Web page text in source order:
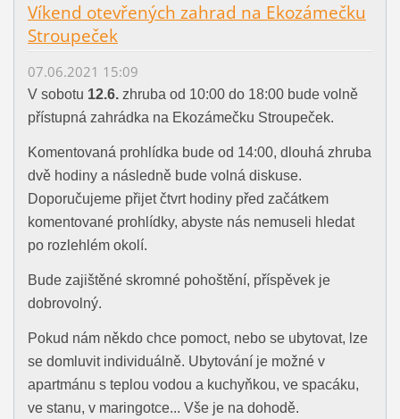
Víkend otevřených zahrad na Ekozámečku
Stroupeček
07.06.2021 15:09
V sobotu 12.6.zhruba od 10:00 do 18:00 bude volně
přístupná zahrádka na Ekozámečku Stroupeček.
Komentovaná prohlídka bude od 14:00, dlouhá zhruba
dvě hodiny a následně bude volná diskuse.
Doporučujeme přijet čtvrt hodiny před začátkem
komentované prohlídky, abyste nás nemuseli hledat
po rozlehlém okolí.
Bude zajištěné skromné pohoštění, příspěvek je
dobrovolný.
Pokud nám někdo chce pomoct, nebo se ubytovat, lze
se domluvit individuálně. Ubytování je možné v
apartmánu s teplou vodou a kuchyňkou, ve spacáku,
ve stanu, v maringotce... Vše je na dohodě.